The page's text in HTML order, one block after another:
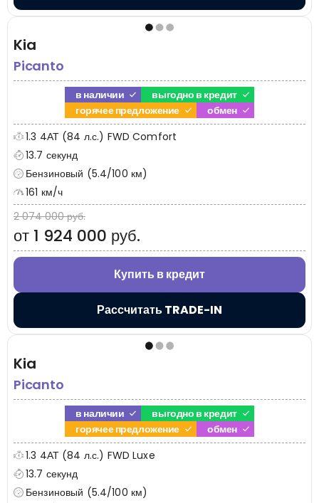
Kia
Picanto
в наличии
выгодно в кредит
горячее предложение
обмен
1.3 4АТ (84 л.с.) FWD Comfort
13.7 секунд
Бензиновый (5.4/100 км)
161 км/ч
2 074 000 руб.
от 1 924 000 руб.
Купить в кредит
Рассчитать TRADE-IN
Kia
Picanto
в наличии
выгодно в кредит
горячее предложение
обмен
1.3 4АТ (84 л.с.) FWD Luxe
13.7 секунд
Бензиновый (5.4/100 км)